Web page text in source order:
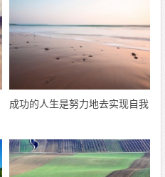
成功的人生是努力地去实现自我